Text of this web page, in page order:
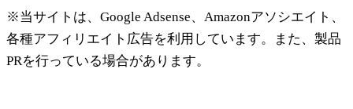
ム
※当サイトは、Google Adsense、Amazonアソシエイト、
各種アフィリエイト広告を利用しています。また、製品
PRを行っている場合があります。